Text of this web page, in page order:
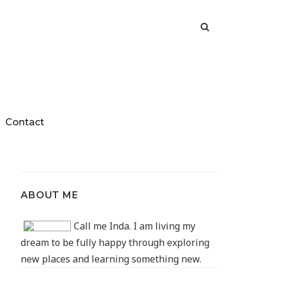
Contact
ABOUT ME
Call me Inda. I am living my
dream to be fully happy through exploring
new places and learning something new.